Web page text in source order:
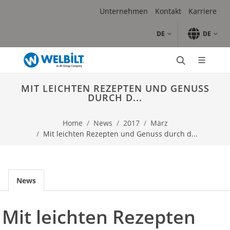
Skip to Region Selector, the current region is Deutschland.
Skip to Language Selector, the current language is German
Unternehmen Kontakt Karriere
DE DE
Produkte
Multifunktionskochsystem
High-Speed Öfen
Fritteusen
Grills
Schankanlagen
Schnellkühler & Schockfroster
Spülmaschinen
Marken
MIT LEICHTEN REZEPTEN UND GENUSS
DURCH D...
Home News 2017
März
Mit leichten Rezepten und Genuss durch d...
News
Mit leichten Rezepten